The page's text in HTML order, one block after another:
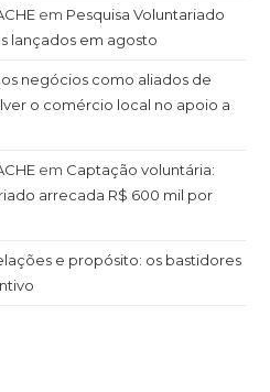
em Pesquisa Voluntariado
lançados em agosto
negócios como aliados de
o comércio local no apoio a
em Captação voluntária:
arrecada R$ 600 mil por
e propósito: os bastidores